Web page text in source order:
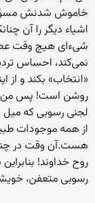
خاموش شدنش
اشیاء دیگر را آن
شیء‌ای هیچ وقت
نمی‌کند، احساس
«انتخاب» بکند و
روشن است! پس من
لجنی رسوبی که میل
از همه موجودات
هست.آن وقت در
روح خداوند!
رسوبی متعفن،